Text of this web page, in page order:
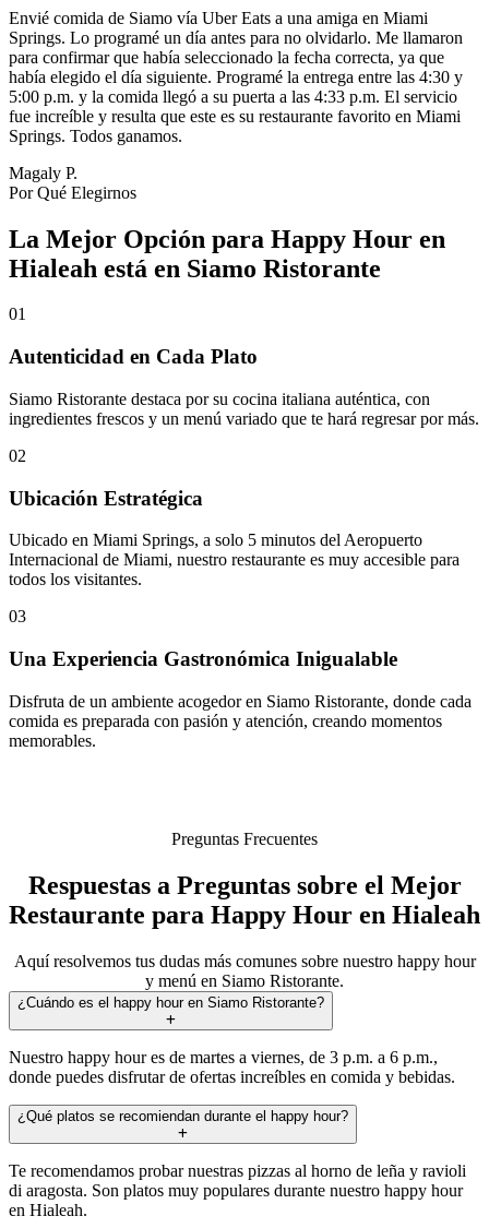
Envié comida de Siamo vía Uber Eats a una amiga en Miami
Springs. Lo programé un día antes para no olvidarlo. Me llamaron
para confirmar que había seleccionado la fecha correcta, ya que
había elegido el día siguiente. Programé la entrega entre las 4:30 y
5:00 p.m. y la comida llegó a su puerta a las 4:33 p.m. El servicio
fue increíble y resulta que este es su restaurante favorito en Miami
Springs. Todos ganamos.
Magaly P.
Por Qué Elegirnos
La Mejor Opción para Happy Hour en
Hialeah está en Siamo Ristorante
01
Autenticidad en Cada Plato
Siamo Ristorante destaca por su cocina italiana auténtica, con
ingredientes frescos y un menú variado que te hará regresar por más.
02
Ubicación Estratégica
Ubicado en Miami Springs, a solo 5 minutos del Aeropuerto
Internacional de Miami, nuestro restaurante es muy accesible para
todos los visitantes.
03
Una Experiencia Gastronómica Inigualable
Disfruta de un ambiente acogedor en Siamo Ristorante, donde cada
comida es preparada con pasión y atención, creando momentos
memorables.
Preguntas Frecuentes
Respuestas a Preguntas sobre el Mejor
Restaurante para Happy Hour en Hialeah
Aquí resolvemos tus dudas más comunes sobre nuestro happy hour
y menú en Siamo Ristorante.
¿Cuándo es el happy hour en Siamo Ristorante?
Nuestro happy hour es de martes a viernes, de 3 p.m. a 6 p.m.,
donde puedes disfrutar de ofertas increíbles en comida y bebidas.
¿Qué platos se recomiendan durante el happy hour?
Te recomendamos probar nuestras pizzas al horno de leña y ravioli
di aragosta. Son platos muy populares durante nuestro happy hour
en Hialeah.